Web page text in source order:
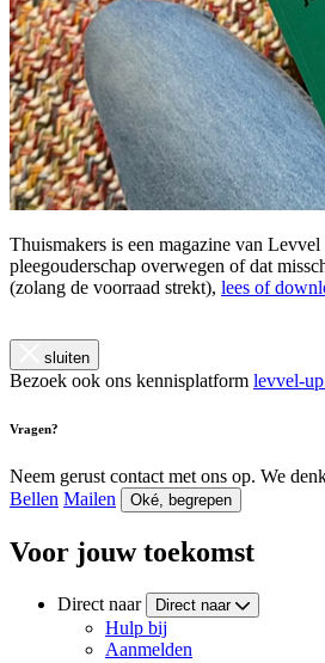
Thuismakers is een magazine van
pleegouderschap overwegen of dat
(zolang de voorraad strekt), lees of
sluiten
Bezoek ook ons kennisplatform levvel-
Vragen?
Neem gerust contact met ons op. We
Bellen Mailen Oké, begrepen
Voor jouw toekomst
Direct naar Direct naar
Hulp bij
Aanmelden